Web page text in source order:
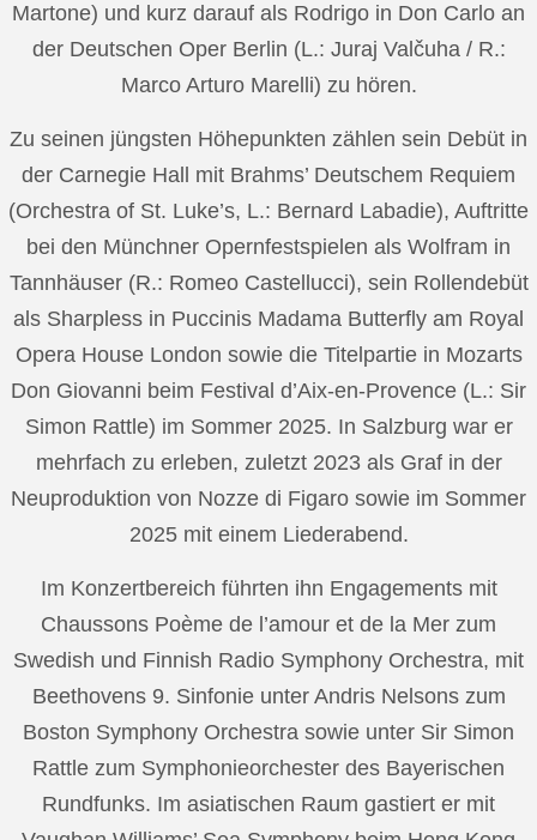
Martone) und kurz darauf als Rodrigo in Don Carlo an
der Deutschen Oper Berlin (L.: Juraj Valčuha / R.:
Marco Arturo Marelli) zu hören.
Zu seinen jüngsten Höhepunkten zählen sein Debüt in
der Carnegie Hall mit Brahms’ Deutschem Requiem
(Orchestra of St. Luke’s, L.: Bernard Labadie), Auftritte
bei den Münchner Opernfestspielen als Wolfram in
Tannhäuser (R.: Romeo Castellucci), sein Rollendebüt
als Sharpless in Puccinis Madama Butterfly am Royal
Opera House London sowie die Titelpartie in Mozarts
Don Giovanni beim Festival d’Aix-en-Provence (L.: Sir
Simon Rattle) im Sommer 2025. In Salzburg war er
mehrfach zu erleben, zuletzt 2023 als Graf in der
Neuproduktion von Nozze di Figaro sowie im Sommer
2025 mit einem Liederabend.
Im Konzertbereich führten ihn Engagements mit
Chaussons Poème de l’amour et de la Mer zum
Swedish und Finnish Radio Symphony Orchestra, mit
Beethovens 9. Sinfonie unter Andris Nelsons zum
Boston Symphony Orchestra sowie unter Sir Simon
Rattle zum Symphonieorchester des Bayerischen
Rundfunks. Im asiatischen Raum gastiert er mit